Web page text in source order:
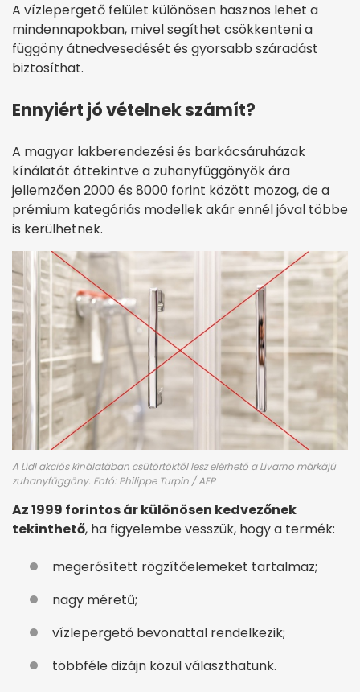
A vízlepergető felület különösen hasznos lehet a
mindennapokban, mivel segíthet csökkenteni a
függöny átnedvesedését és gyorsabb száradást
biztosíthat.
Ennyiért jó vételnek számít?
A magyar lakberendezési és barkácsáruházak
kínálatát áttekintve a zuhanyfüggönyök ára
jellemzően 2000 és 8000 forint között mozog, de a
prémium kategóriás modellek akár ennél jóval többe
is kerülhetnek.
A Lidl akciós kínálatában csütörtöktől lesz elérhető a Livarno márkájú
zuhanyfüggöny. Fotó: Philippe Turpin / AFP
Az 1999 forintos ár különösen kedvezőnek
tekinthető, ha figyelembe vesszük, hogy a termék:
megerősített rögzítőelemeket tartalmaz;
nagy méretű;
vízlepergető bevonattal rendelkezik;
többféle dizájn közül választhatunk.